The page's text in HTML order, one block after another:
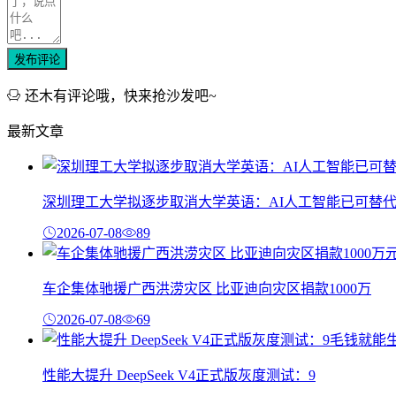
发布评论
还木有评论哦，快来抢沙发吧~
最新文章
深圳理工大学拟逐步取消大学英语：AI人工智能已可替代
2026-07-08 89
车企集体驰援广西洪涝灾区 比亚迪向灾区捐款1000万
2026-07-08 69
性能大提升 DeepSeek V4正式版灰度测试：9